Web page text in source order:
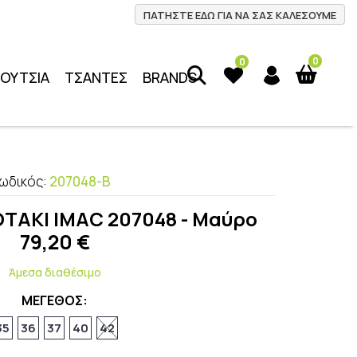
ΠΑΤΗΣΤΕ ΕΔΩ ΓΙΑ ΝΑ ΣΑΣ ΚΑΛΕΣΟΥΜΕ
0
0
ΤΣΑΝΤΕΣ BRANDS
207048-Β
IMAC 207048 - Μαύρο
79,20 €
Άμεσα διαθέσιμο
ΜΕΓΕΘΟΣ:
36 37 40 42